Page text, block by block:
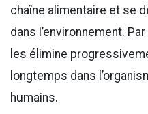
chaîne alimentaire et se
dans l’environnement.
les élimine
longtemps dans
humains.